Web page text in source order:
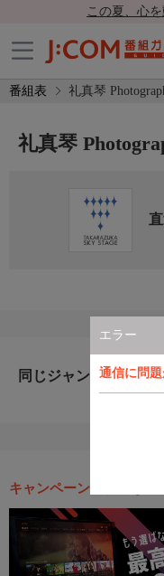
この夏、心
番組表 礼真琴
エラー
通信に問
礼真琴
同じジャンルのおす
キャンペーン・お得な情報